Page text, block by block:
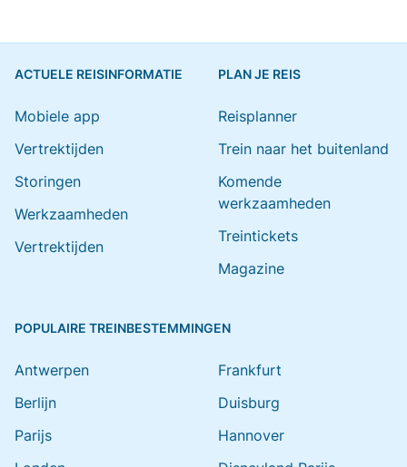
ACTUELE REISINFORMATIE
Mobiele app
Vertrektijden
Storingen
Werkzaamheden
Vertrektijden
PLAN JE REIS
Reisplanner
Trein naar het buitenland
Komende
werkzaamheden
Treintickets
Magazine
POPULAIRE TREINBESTEMMINGEN
Antwerpen
Berlijn
Parijs
Frankfurt
Duisburg
Hannover